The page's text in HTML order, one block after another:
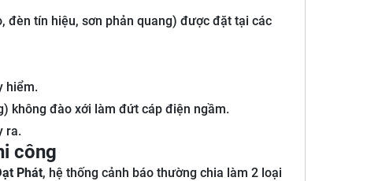
đèn tín hiệu, sơn phản quang) được đặt tại các
hiểm.
không đào xới làm đứt cáp điện ngầm.
ra.
công
Phát, hệ thống cảnh báo thường chia làm 2 loại